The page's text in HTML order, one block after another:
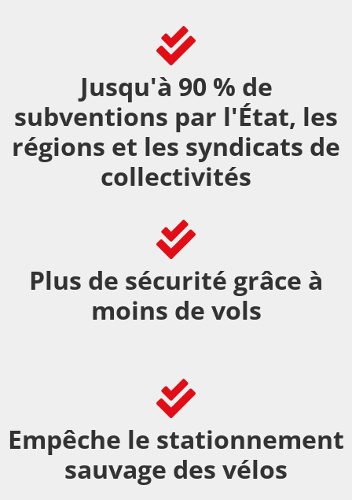
Jusqu'à 90 % de
subventions par l'État, les
régions et les syndicats de
collectivités
Plus de sécurité grâce à
moins de vols
Empêche le stationnement
sauvage des vélos